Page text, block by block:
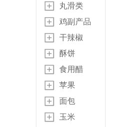
丸滑类
鸡副产品
干辣椒
酥饼
食用醋
苹果
面包
玉米